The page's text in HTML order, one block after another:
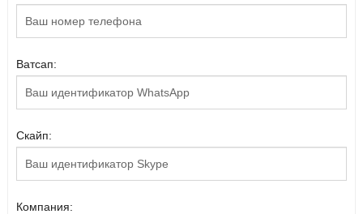
Ватсап:
Скайп:
Компания: